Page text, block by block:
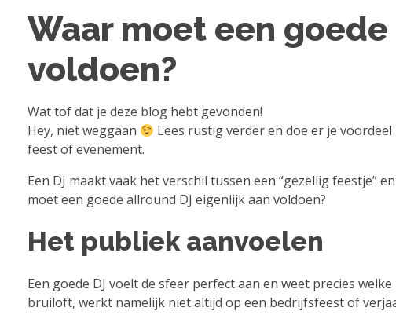
Waar moet een
voldoen?
Wat tof dat je deze blog hebt gevonden!
Hey, niet weggaan
Lees rustig verder en doe er je
feest of evenement.
Een DJ maakt vaak het verschil tussen een “gezellig feestje”
moet een goede allround DJ eigenlijk aan voldoen?
Het publiek aanvoelen
Een goede DJ voelt de sfeer perfect aan en weet precies
bruiloft, werkt namelijk niet altijd op een bedrijfsfeest of